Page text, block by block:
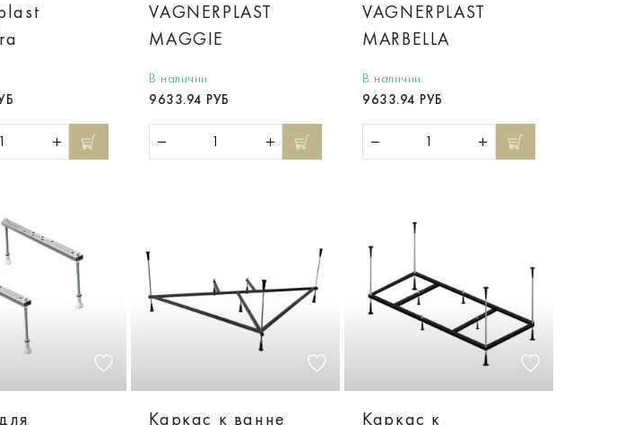
VAGNERPLAST
MAGGIE
В наличии
9633.94 РУБ
VAGNERPLAST
MARBELLA
В наличии
9633.94 РУБ
Каркас к ванне
Каркас к